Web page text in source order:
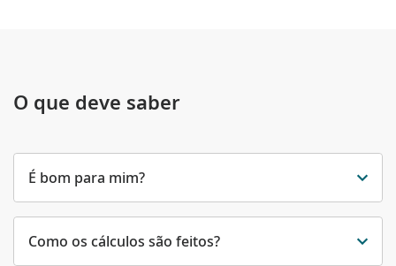
O que deve saber
É bom para mim?
Como os cálculos são feitos?